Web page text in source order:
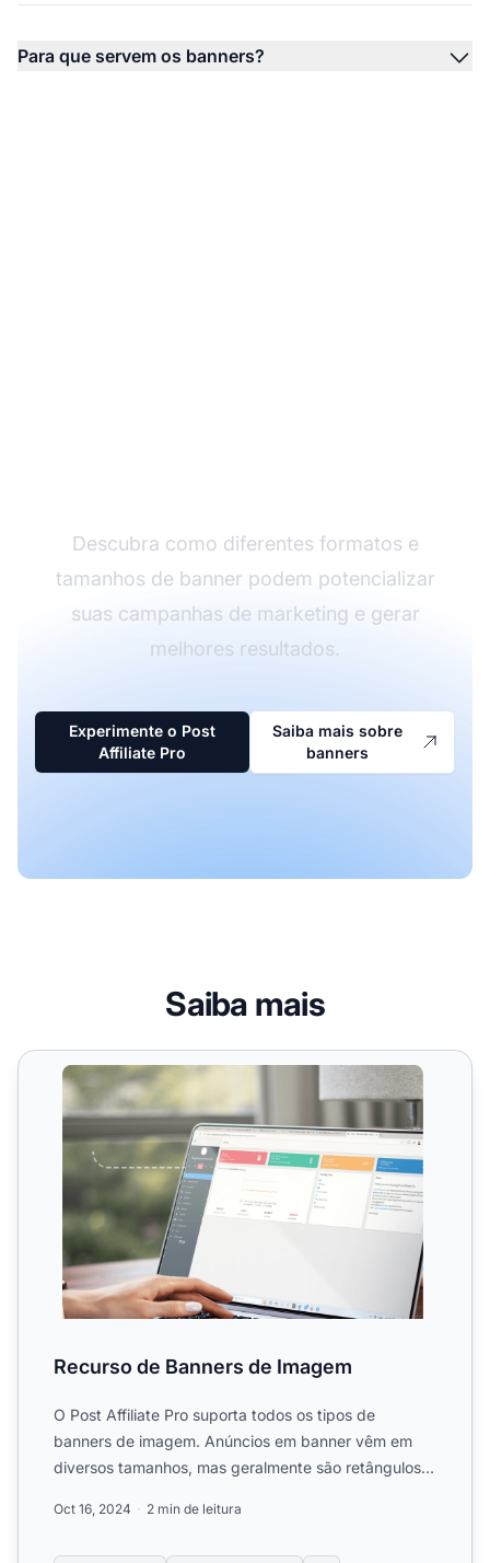
Para que servem os banners?
Descubra como diferentes formatos e
tamanhos de banner podem potencializar
suas campanhas de marketing e gerar
melhores resultados.
Experimente o Post
Affiliate Pro
Saiba mais sobre
banners
Saiba mais
Recurso de Banners de Imagem
Recurso de Banners de Imagem
O Post Affiliate Pro suporta todos os tipos de
banners de imagem. Anúncios em banner vêm em
diversos tamanhos, mas geralmente são retângulos
Oct 16, 2024 2 min de leitura